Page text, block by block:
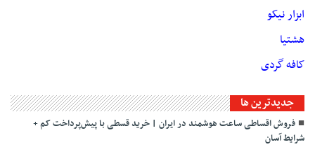
ابزار نیکو
هشتیا
کافه گردی
جديدترين ها
فروش اقساطی ساعت هوشمند در ایران | خرید قسطی با پیش‌پرداخت کم +
شرایط آسان